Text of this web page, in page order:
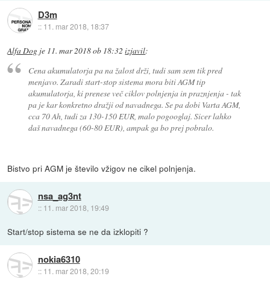
D3m
:: 11. mar 2018, 18:37
Alfa Dog je 11. mar 2018 ob 18:32 izjavil:
Cena akumulatorja pa na žalost drži, tudi sam sem tik pred
menjavo. Zaradi start-stop sistema mora biti AGM tip
akumulatorja, ki prenese več ciklov polnjenja in praznjenja - tak
pa je kar konkretno dražji od navadnega. Se pa dobi Varta AGM,
cca 70 Ah, tudi za 130-150 EUR, malo pogooglaj. Sicer lahko
daš navadnega (60-80 EUR), ampak ga bo prej pobralo.
Bistvo pri AGM je število vžigov ne cikel polnjenja.
nsa_ag3nt
:: 11. mar 2018, 19:49
Start/stop sistema se ne da izklopiti ?
nokia6310
:: 11. mar 2018, 20:19